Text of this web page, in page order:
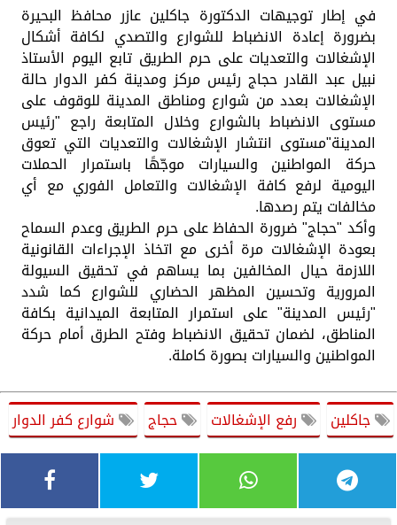
في إطار توجيهات الدكتورة جاكلين عازر محافظ البحيرة
بضرورة إعادة الانضباط للشوارع والتصدي لكافة أشكال
الإشغالات والتعديات على حرم الطريق تابع اليوم الأستاذ
نبيل عبد القادر حجاج رئيس مركز ومدينة كفر الدوار حالة
الإشغالات بعدد من شوارع ومناطق المدينة للوقوف على
مستوى الانضباط بالشوارع وخلال المتابعة راجع "رئيس
المدينة"مستوى انتشار الإشغالات والتعديات التي تعوق
حركة المواطنين والسيارات موجّهًا باستمرار الحملات
اليومية لرفع كافة الإشغالات والتعامل الفوري مع أي
مخالفات يتم رصدها.
وأكد "حجاج" ضرورة الحفاظ على حرم الطريق وعدم السماح
بعودة الإشغالات مرة أخرى مع اتخاذ الإجراءات القانونية
اللازمة حيال المخالفين بما يساهم في تحقيق السيولة
المرورية وتحسين المظهر الحضاري للشوارع كما شدد
"رئيس المدينة" على استمرار المتابعة الميدانية بكافة
المناطق، لضمان تحقيق الانضباط وفتح الطرق أمام حركة
المواطنين والسيارات بصورة كاملة.
جاكلين رفع الإشغالات حجاج شوارع كفر الدوار